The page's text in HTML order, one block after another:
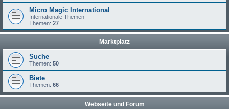
Micro Magic International
Internationale Themen
Themen: 27
Marktplatz
Suche
Themen: 50
Biete
Themen: 66
Webseite und Forum